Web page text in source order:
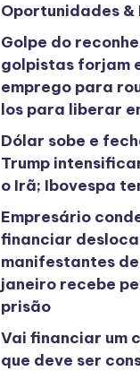
Oportunidades &
Golpe do
golpistas forjam
emprego para
los para liberar
Dólar sobe e
Trump
o Irã; Ibovespa
Empresário
financiar
manifestantes de
janeiro recebe
prisão
Vai financiar um
que deve ser